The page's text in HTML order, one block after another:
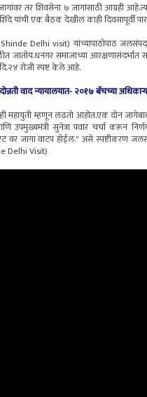
तर शिवसेना ७ जागांसाठी आग्रही
यांची एक बैठक देखील काही दिवसापूर्वी
Delhi visit) यांच्यापाठोपाठ
जातोय.धनगर समाजाच्या
रोजी स्पष्ट केले आहे.
वाद न्यायालयात- २०१७ बॅचच्या
महायुती म्हणून लढतो आहोत.एक दोन
उपमुख्यमंत्री सुनेत्रा पवार चर्चा करून
जागा वाटप होईल." असे स्पष्टीकरण
Delhi Visit)